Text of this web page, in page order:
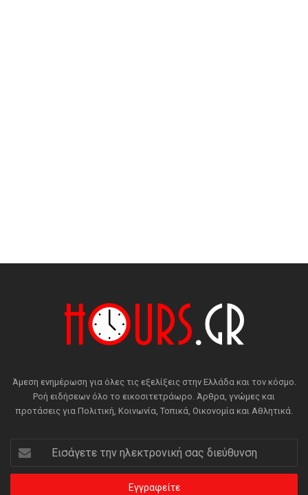
Άμεση ενημέρωση για όλες τις εξελίξεις στην Ελλάδα και τον κόσμο.
Ροή ειδήσεων όλο το εικοσιτετράωρο. Άρθρα, γνώμες και
προτάσεις για Πολιτική, Κοινωνία, Τοπικά, Οικονομία και Αθλητικά.
Εισάγετε
την
ηλεκτρονική